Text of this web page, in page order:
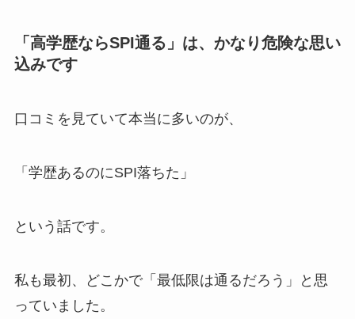
「高学歴ならSPI通る」は、かなり危険な思い
込みです
口コミを見ていて本当に多いのが、
「学歴あるのにSPI落ちた」
という話です。
私も最初、どこかで「最低限は通るだろう」と思
っていました。